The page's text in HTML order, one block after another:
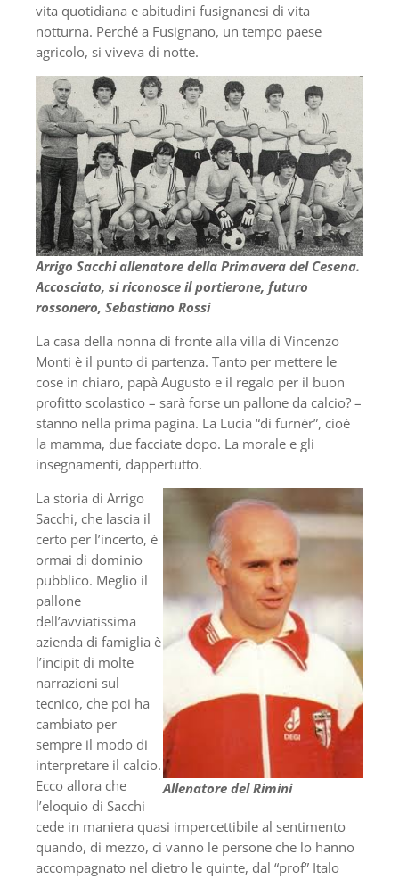
vita quotidiana e abitudini fusignanesi di vita
notturna. Perché a Fusignano, un tempo paese
agricolo, si viveva di notte.
Arrigo Sacchi allenatore della Primavera del Cesena.
Accosciato, si riconosce il portierone, futuro
rossonero, Sebastiano Rossi
La casa della nonna di fronte alla villa di Vincenzo
Monti è il punto di partenza. Tanto per mettere le
cose in chiaro, papà Augusto e il regalo per il buon
profitto scolastico – sarà forse un pallone da calcio? –
stanno nella prima pagina. La Lucia “di furnèr”, cioè
la mamma, due facciate dopo. La morale e gli
insegnamenti, dappertutto.
Allenatore del Rimini
La storia di Arrigo
Sacchi, che lascia il
certo per l’incerto, è
ormai di dominio
pubblico. Meglio il
pallone
dell’avviatissima
azienda di famiglia è
l’incipit di molte
narrazioni sul
tecnico, che poi ha
cambiato per
sempre il modo di
interpretare il calcio.
Ecco allora che
l’eloquio di Sacchi
cede in maniera quasi impercettibile al sentimento
quando, di mezzo, ci vanno le persone che lo hanno
accompagnato nel dietro le quinte, dal “prof” Italo